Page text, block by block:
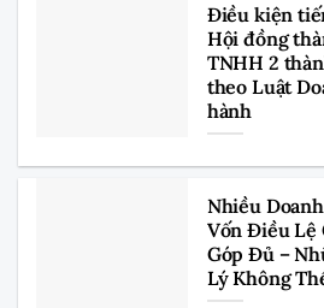
Điều kiện
Hội đồng
TNHH 2
theo Luật
hành
Nhiều
Vốn Điều Lệ
Góp Đủ –
Lý Không